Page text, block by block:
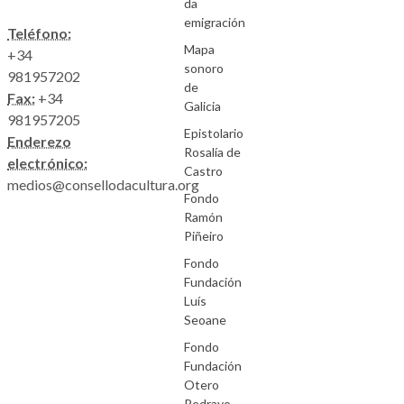
Teléfono:
+34
981957202
Fax: +34
981957205
Enderezo
electrónico:
medios@consellodacultura.org
da
emigración
Mapa
sonoro
de
Galicia
Epistolario
Rosalía de
Castro
Fondo
Ramón
Piñeiro
Fondo
Fundación
Luís
Seoane
Fondo
Fundación
Otero